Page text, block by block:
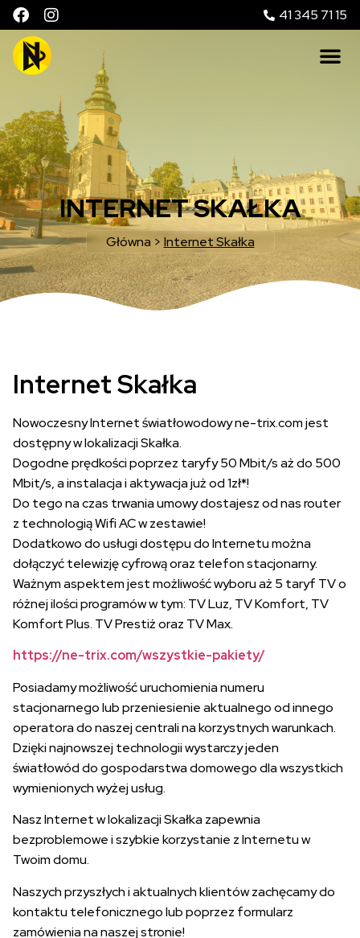
41 345 71 15
INTERNET SKAŁKA
Główna > Internet Skałka
Internet Skałka
Nowoczesny Internet światłowodowy ne-trix.com jest
dostępny w lokalizacji Skałka.
Dogodne prędkości poprzez taryfy 50 Mbit/s aż do 500
Mbit/s, a instalacja i aktywacja już od 1zł*!
Do tego na czas trwania umowy dostajesz od nas router
z technologią Wifi AC w zestawie!
Dodatkowo do usługi dostępu do Internetu można
dołączyć telewizję cyfrową oraz telefon stacjonarny.
Ważnym aspektem jest możliwość wyboru aż 5 taryf TV o
różnej ilości programów w tym: TV Luz, TV Komfort, TV
Komfort Plus. TV Prestiż oraz TV Max.
https://ne-trix.com/wszystkie-pakiety/
Posiadamy możliwość uruchomienia numeru
stacjonarnego lub przeniesienie aktualnego od innego
operatora do naszej centrali na korzystnych warunkach.
Dzięki najnowszej technologii wystarczy jeden
światłowód do gospodarstwa domowego dla wszystkich
wymienionych wyżej usług.
Nasz Internet w lokalizacji Skałka zapewnia
bezproblemowe i szybkie korzystanie z Internetu w
Twoim domu.
Naszych przyszłych i aktualnych klientów zachęcamy do
kontaktu telefonicznego lub poprzez formularz
zamówienia na naszej stronie!